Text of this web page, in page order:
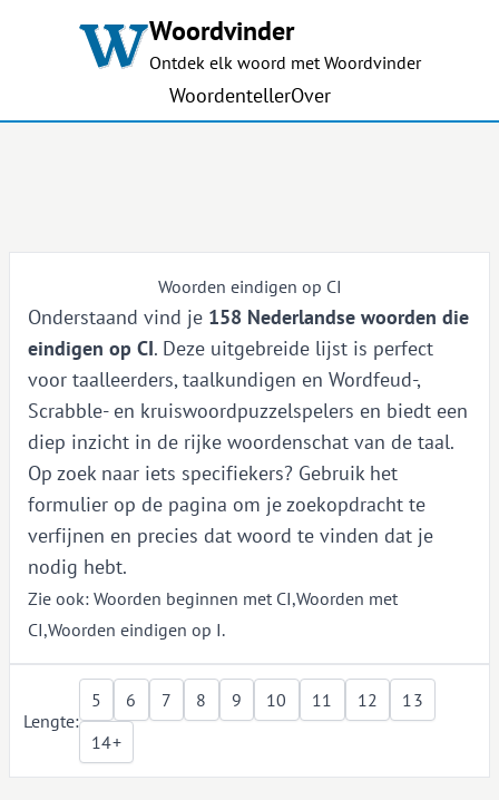
Woordvinder
Ontdek elk woord met Woordvinder
WoordentellerOver
Woorden eindigen op CI
Onderstaand vind je 158 Nederlandse woorden die
eindigen op CI. Deze uitgebreide lijst is perfect
voor taalleerders, taalkundigen en Wordfeud-,
Scrabble- en kruiswoordpuzzelspelers en biedt een
diep inzicht in de rijke woordenschat van de taal.
Op zoek naar iets specifiekers? Gebruik het
formulier op de pagina om je zoekopdracht te
verfijnen en precies dat woord te vinden dat je
nodig hebt.
Zie ook: Woorden beginnen met CI,Woorden met
CI,Woorden eindigen op I.
Lengte:
5 6 7 8 9 10 11 12
13
14+